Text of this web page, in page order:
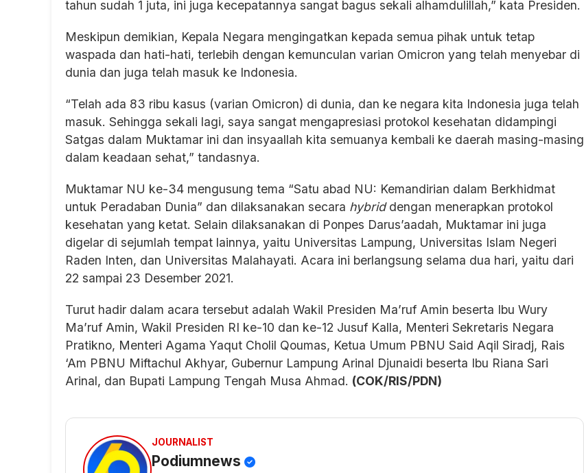
tahun sudah 1 juta, ini juga kecepatannya sangat bagus sekali alhamdulillah,” kata Presiden.
Meskipun demikian, Kepala Negara mengingatkan kepada semua pihak untuk tetap
waspada dan hati-hati, terlebih dengan kemunculan varian Omicron yang telah menyebar di
dunia dan juga telah masuk ke Indonesia.
“Telah ada 83 ribu kasus (varian Omicron) di dunia, dan ke negara kita Indonesia juga telah
masuk. Sehingga sekali lagi, saya sangat mengapresiasi protokol kesehatan didampingi
Satgas dalam Muktamar ini dan insyaallah kita semuanya kembali ke daerah masing-masing
dalam keadaan sehat,” tandasnya.
Muktamar NU ke-34 mengusung tema “Satu abad NU: Kemandirian dalam Berkhidmat
untuk Peradaban Dunia” dan dilaksanakan secara hybriddengan menerapkan protokol
kesehatan yang ketat. Selain dilaksanakan di Ponpes Darus’aadah, Muktamar ini juga
digelar di sejumlah tempat lainnya, yaitu Universitas Lampung, Universitas Islam Negeri
Raden Inten, dan Universitas Malahayati. Acara ini berlangsung selama dua hari, yaitu dari
22 sampai 23 Desember 2021.
Turut hadir dalam acara tersebut adalah Wakil Presiden Ma’ruf Amin beserta Ibu Wury
Ma’ruf Amin, Wakil Presiden RI ke-10 dan ke-12 Jusuf Kalla, Menteri Sekretaris Negara
Pratikno, Menteri Agama Yaqut Cholil Qoumas, Ketua Umum PBNU Said Aqil Siradj, Rais
‘Am PBNU Miftachul Akhyar, Gubernur Lampung Arinal Djunaidi beserta Ibu Riana Sari
Arinal, dan Bupati Lampung Tengah Musa Ahmad. (COK/RIS/PDN)
JOURNALIST
Podiumnews